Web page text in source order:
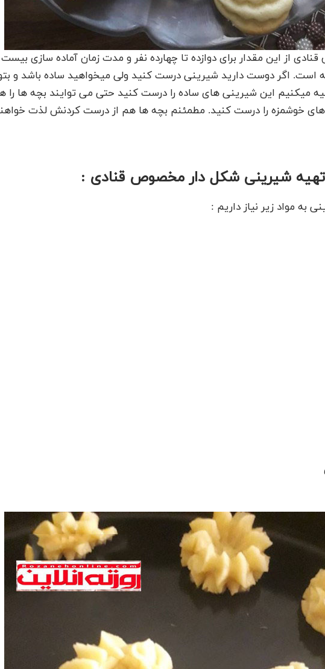
از این مقدار برای دوازده تا چهارده نفر و مدت زمان آماده سازی
است. اگر دوست دارید شیرینی درست کنید ولی میخواهید ساده باشد و
میکنیم این شیرینی های ساده را درست کنید حتی می توایند بچه ها را
های خوشمزه را درست کنید. مطمئنم بچه ها هم از درست کردنش لذت
تهیه شیرینی شکل دار مخصوص قنادی :
به مواد زیر نیاز داریم :